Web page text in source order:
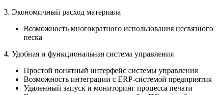
3. Экономичный расход материала
Возможность многократного использования несвязного
песка
4. Удобная и функциональная система управления
Простой понятный интерфейс системы управления
Возможность интеграции с ERP-системой предприятия
Удаленный запуск и мониторинг процесса печати